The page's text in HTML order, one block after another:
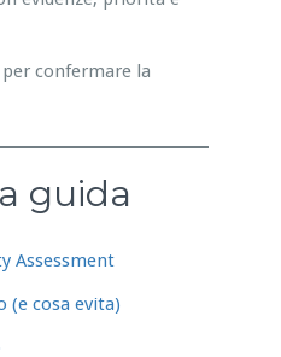
confermare la
guida
Assessment
(e cosa evita)